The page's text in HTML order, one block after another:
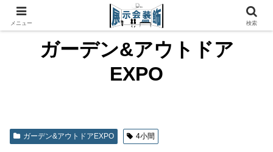
ガーデン&アウトドア
EXPO
ガーデン&アウトドアEXPO 4小間
メニュー 検索